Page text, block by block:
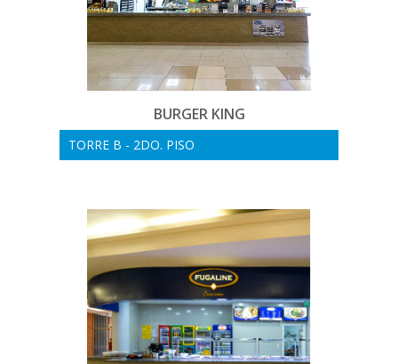
BURGER KING
TORRE B - 2DO. PISO